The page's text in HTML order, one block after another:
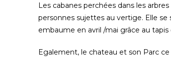
Les cabanes perchées dans les
personnes sujettes au vertige. Elle
embaume en avril /mai grâce au
Egalement, le chateau et son Parc